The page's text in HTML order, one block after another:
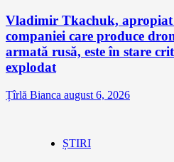
Vladimir Tkachuk, apropiat
companiei care produce
armată rusă, este în stare
explodat
Țîrlă Bianca august 6, 2026
ȘTIRI